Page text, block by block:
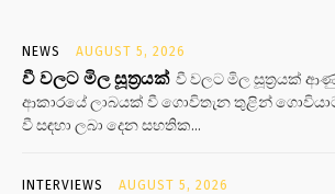
NEWS AUGUST 5, 2026
වී වලට මිල සූත්‍රයක් වී වලට මිල සූත්‍රයක්
ආකාරයේ ලාබයක් වී ගොවිතැන තුළින්
වී සඳහා ලබා දෙන සහතික...
INTERVIEWS AUGUST 5, 2026